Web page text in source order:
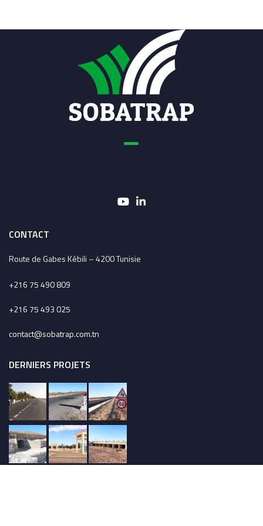
CONTACT
Route de Gabes Kébili – 4200 Tunisie
+216 75 490 809
+216 75 493 025
contact@sobatrap.com.tn
DERNIERS PROJETS